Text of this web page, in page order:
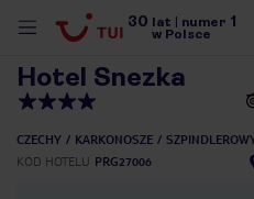
30 lat numer 1
w Polsce
Hotel Snezka
CZECHY KARKONOSZE
KOD HOTELU PRG27006